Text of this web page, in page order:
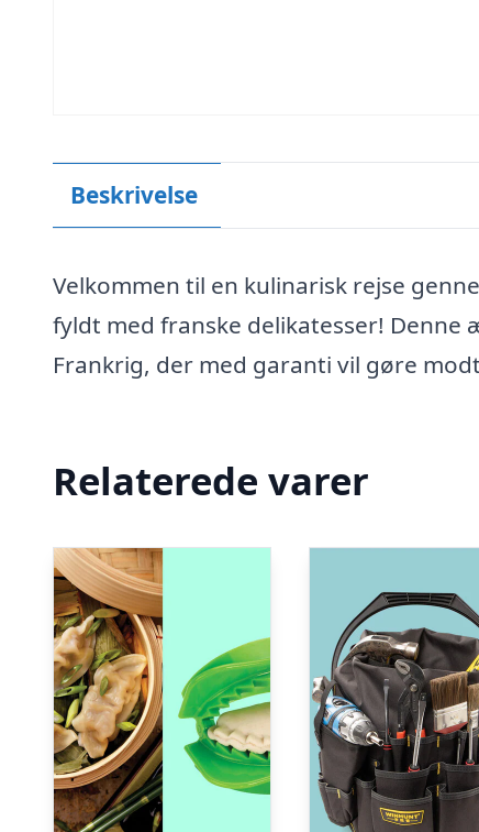
Beskrivelse
Velkommen til en kulinarisk rejse
fyldt med franske delikatesser!
Frankrig, der med garanti vil gøre
Relaterede varer